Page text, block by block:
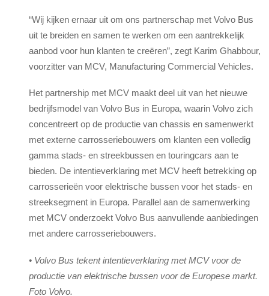
“Wij kijken ernaar uit om ons partnerschap met Volvo Bus
uit te breiden en samen te werken om een aantrekkelijk
aanbod voor hun klanten te creëren”, zegt Karim Ghabbour,
voorzitter van MCV, Manufacturing Commercial Vehicles.
Het partnership met MCV maakt deel uit van het nieuwe
bedrijfsmodel van Volvo Bus in Europa, waarin Volvo zich
concentreert op de productie van chassis en samenwerkt
met externe carrosseriebouwers om klanten een volledig
gamma stads- en streekbussen en touringcars aan te
bieden. De intentieverklaring met MCV heeft betrekking op
carrosserieën voor elektrische bussen voor het stads- en
streeksegment in Europa. Parallel aan de samenwerking
met MCV onderzoekt Volvo Bus aanvullende aanbiedingen
met andere carrosseriebouwers.
• Volvo Bus tekent intentieverklaring met MCV voor de
productie van elektrische bussen voor de Europese markt.
Foto Volvo.